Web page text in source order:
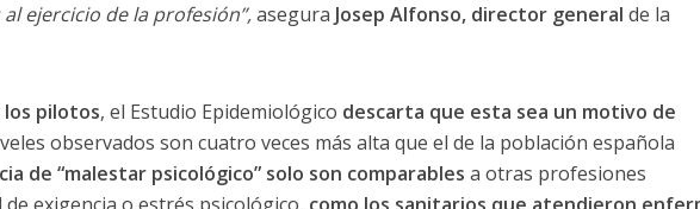
ejercicio de la profesión”,asegura Josep Alfonso, director general de la
pilotos, el Estudio Epidemiológico descarta que esta sea un motivo de
observados son cuatro veces más alta que el de la población española
de “malestar psicológico” solo son comparables a otras profesiones